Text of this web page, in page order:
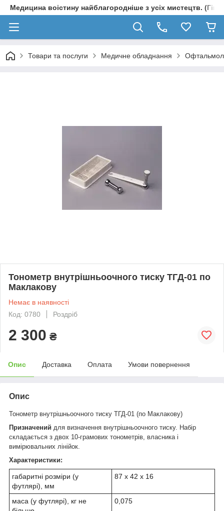
Медицина воістину найблагородніше з усіх мистецтв.
Товари та послуги Медичне обладнання
Тонометр внутрішньоочного тиску ТГД-01 по
Маклакову
Немає в наявності
Код: 0780
Роздріб
2 300 ₴
Опис Доставка Оплата Умови повернення
Опис
Тонометр внутрішньоочного тиску ТГД-01 (по Маклакову)
Призначений для визначення внутрішньоочного тиску. Набір
складається з двох 10-грамових тонометрів, власника і
вимірювальних лінійок.
Характеристики:
габаритні розміри (у
футлярі), мм
87 х 42 х 16
маса (у футлярі), кг не
0,075